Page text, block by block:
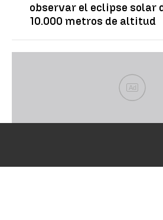
observar el eclipse solar
10.000 metros de altitud
Ad